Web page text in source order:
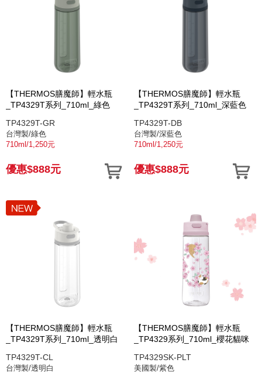
【THERMOS膳魔師】輕水瓶
_TP4329T系列_710ml_綠色
TP4329T-GR
台灣製/綠色
710ml/1,250元
優惠$888元
【THERMOS膳魔師】輕水瓶
_TP4329T系列_710ml_深藍色
TP4329T-DB
台灣製/深藍色
710ml/1,250元
優惠$888元
【THERMOS膳魔師】輕水瓶
_TP4329T系列_710ml_透明白
TP4329T-CL
台灣製/透明白
【THERMOS膳魔師】輕水瓶
_TP4329系列_710ml_櫻花貓咪
TP4329SK-PLT
美國製/紫色